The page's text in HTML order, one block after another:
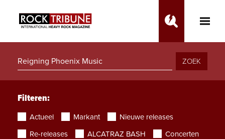
Toggle
ZOEK
Filteren:
Actueel Markant
Nieuwe releases
Re-releases
ALCATRAZ BASH
Concerten